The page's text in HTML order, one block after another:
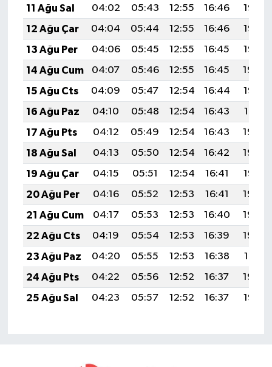
11 Ağu Sal
04:02 05:43 12:55 16:46
19:58
12 Ağu Çar
04:04 05:44 12:55 16:46
19:57
13 Ağu Per
04:06 05:45 12:55 16:45
19:55
14 Ağu Cum
04:07 05:46 12:55 16:45
19:54
15 Ağu Cts
04:09 05:47 12:54 16:44
19:52
16 Ağu Paz
04:10 05:48 12:54 16:43
19:51
17 Ağu Pts
04:12 05:49 12:54 16:43
19:50
18 Ağu Sal
04:13 05:50 12:54 16:42
19:48
19 Ağu Çar
04:15 05:51 12:54 16:41
19:47
20 Ağu Per
04:16 05:52 12:53 16:41
19:45
21 Ağu Cum
04:17 05:53 12:53 16:40
19:44
22 Ağu Cts
04:19 05:54 12:53 16:39
19:42
23 Ağu Paz
04:20 05:55 12:53 16:38
19:41
24 Ağu Pts
04:22 05:56 12:52 16:37
19:39
25 Ağu Sal
04:23 05:57 12:52 16:37 19:38